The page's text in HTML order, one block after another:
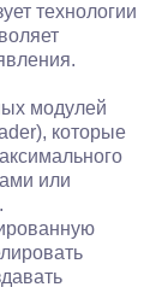
технологии
модулей
которые
или